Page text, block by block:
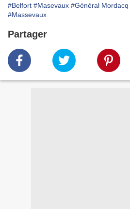
#Belfort #Masevaux #Général Mordacq
#Massevaux
Partager